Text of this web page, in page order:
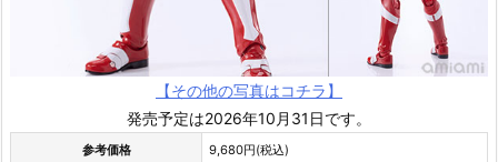
【その他の写真はコチラ】
発売予定は2026年10月31日です。
参考価格 9,680円(税込)